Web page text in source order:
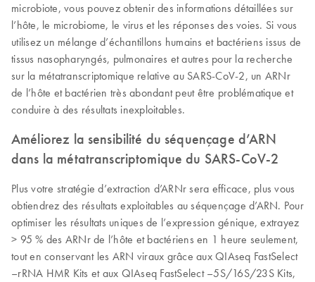
microbiote, vous pouvez obtenir des informations détaillées sur
l’hôte, le microbiome, le virus et les réponses des voies. Si vous
utilisez un mélange d’échantillons humains et bactériens issus de
tissus nasopharyngés, pulmonaires et autres pour la recherche
sur la métatranscriptomique relative au SARS-CoV-2, un ARNr
de l’hôte et bactérien très abondant peut être problématique et
conduire à des résultats inexploitables.
Améliorez la sensibilité du séquençage d’ARN
dans la métatranscriptomique du SARS-CoV-2
Plus votre stratégie d’extraction d’ARNr sera efficace, plus vous
obtiendrez des résultats exploitables au séquençage d’ARN. Pour
optimiser les résultats uniques de l’expression génique, extrayez
> 95 % des ARNr de l’hôte et bactériens en 1 heure seulement,
tout en conservant les ARN viraux grâce aux QIAseq FastSelect
–rRNA HMR Kits et aux QIAseq FastSelect –5S/16S/23S Kits,